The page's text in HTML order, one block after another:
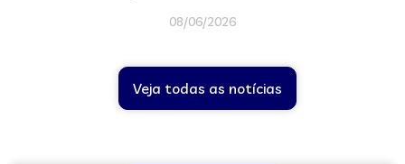
08/06/2026
Veja todas as notícias